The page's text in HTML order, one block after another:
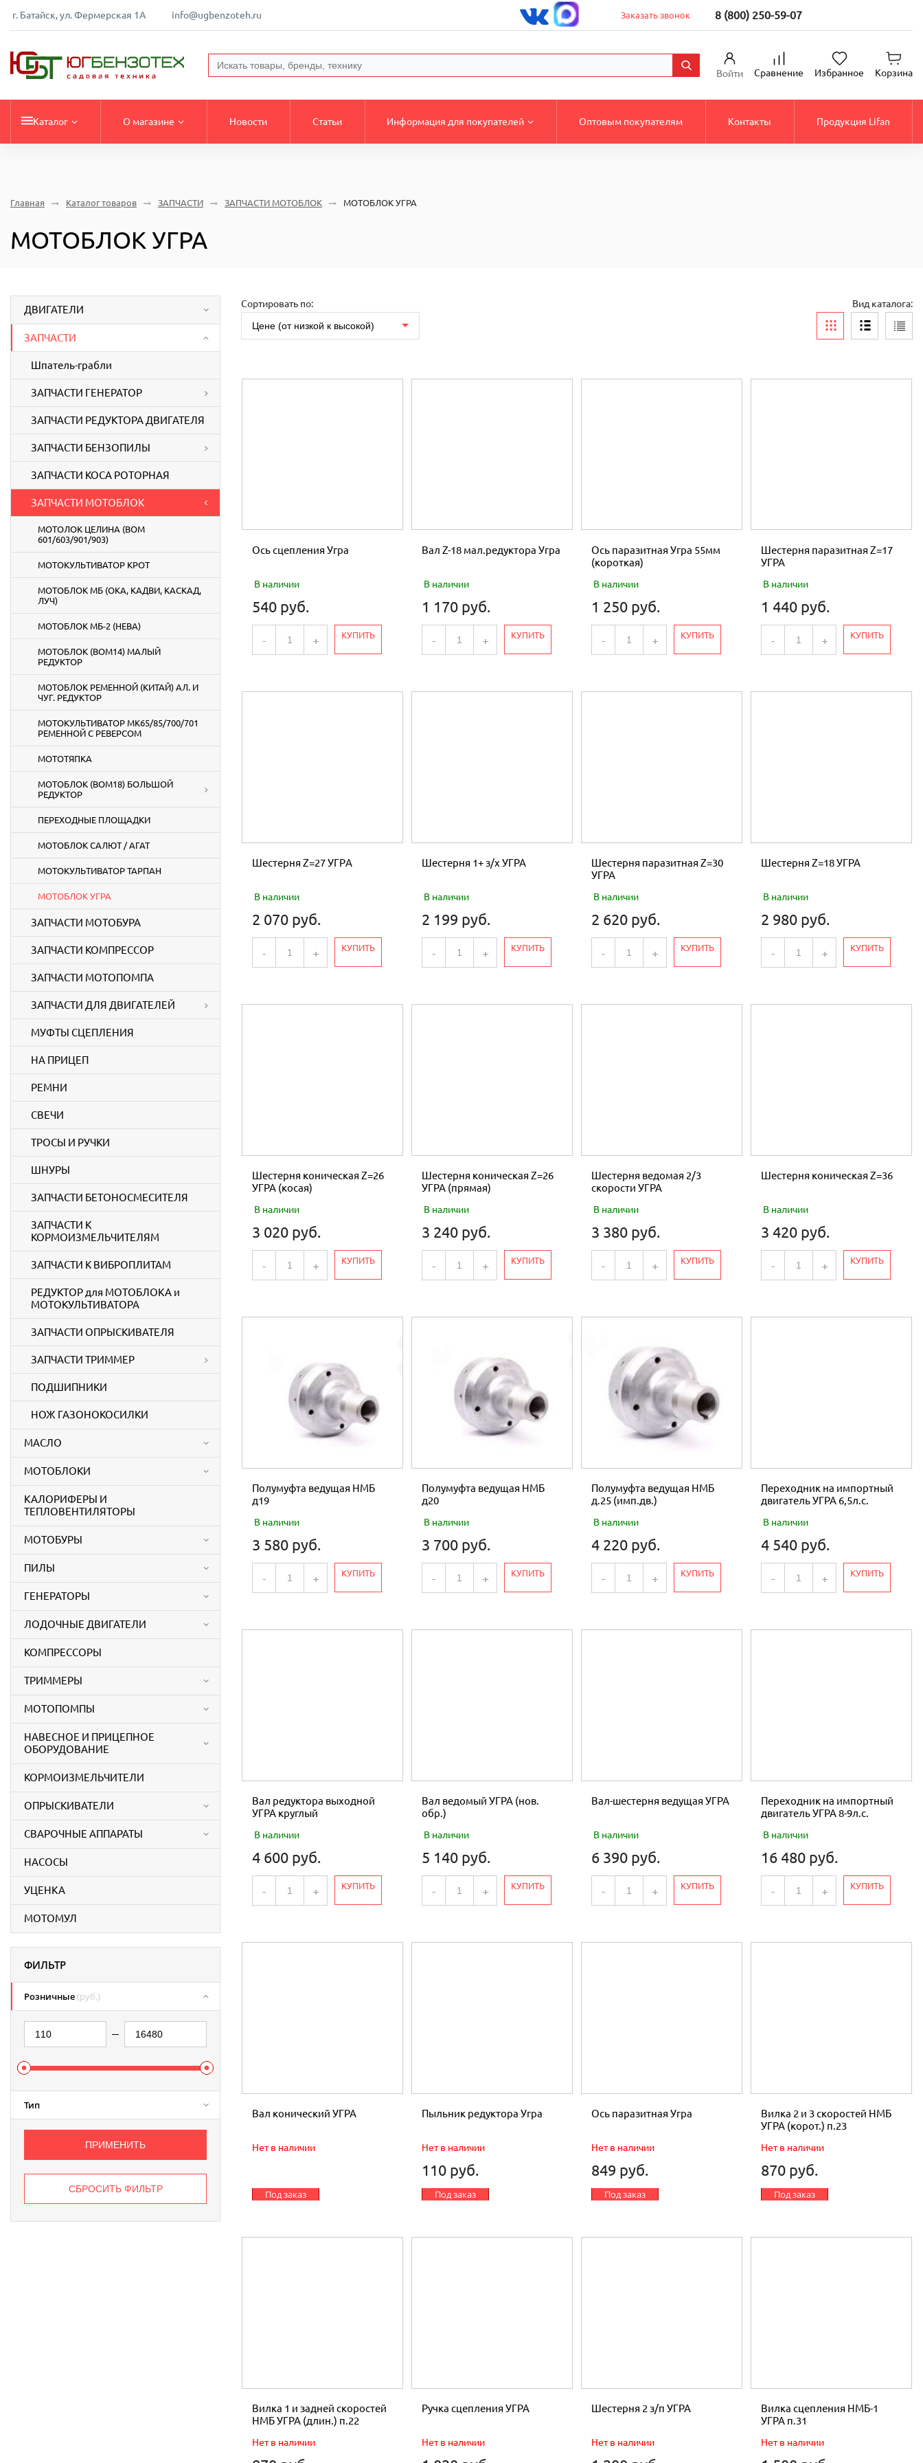
г. Батайск, ул. Фермерская 1А info@ugbenzoteh.ru Заказать звонок 8 (800) 250-59-07
Войти Сравнение Избранное Корзина
Каталог О магазине Новости Статьи Информация для покупателей Оптовым покупателям Контакты Продукция Lifan
Главная Каталог товаров ЗАПЧАСТИ ЗАПЧАСТИ МОТОБЛОК МОТОБЛОК УГРА
МОТОБЛОК УГРА
ДВИГАТЕЛИ
ЗАПЧАСТИ
Шпатель-грабли
ЗАПЧАСТИ ГЕНЕРАТОР
ЗАПЧАСТИ РЕДУКТОРА ДВИГАТЕЛЯ
ЗАПЧАСТИ БЕНЗОПИЛЫ
ЗАПЧАСТИ КОСА РОТОРНАЯ
ЗАПЧАСТИ МОТОБЛОК
МОТОЛОК ЦЕЛИНА (ВОМ
601/603/901/903)
МОТОКУЛЬТИВАТОР КРОТ
МОТОБЛОК МБ (ОКА, КАДВИ, КАСКАД,
ЛУЧ)
МОТОБЛОК МБ-2 (НЕВА)
МОТОБЛОК (ВОМ14) МАЛЫЙ
РЕДУКТОР
МОТОБЛОК РЕМЕННОЙ (КИТАЙ) АЛ. И
ЧУГ. РЕДУКТОР
МОТОКУЛЬТИВАТОР МК65/85/700/701
РЕМЕННОЙ С РЕВЕРСОМ
МОТОТЯПКА
МОТОБЛОК (ВОМ18) БОЛЬШОЙ
РЕДУКТОР
ПЕРЕХОДНЫЕ ПЛОЩАДКИ
МОТОБЛОК САЛЮТ / АГАТ
МОТОКУЛЬТИВАТОР ТАРПАН
МОТОБЛОК УГРА
ЗАПЧАСТИ МОТОБУРА
ЗАПЧАСТИ КОМПРЕССОР
ЗАПЧАСТИ МОТОПОМПА
ЗАПЧАСТИ ДЛЯ ДВИГАТЕЛЕЙ
МУФТЫ СЦЕПЛЕНИЯ
НА ПРИЦЕП
РЕМНИ
СВЕЧИ
ТРОСЫ И РУЧКИ
ШНУРЫ
ЗАПЧАСТИ БЕТОНОСМЕСИТЕЛЯ
ЗАПЧАСТИ К
КОРМОИЗМЕЛЬЧИТЕЛЯМ
ЗАПЧАСТИ К ВИБРОПЛИТАМ
РЕДУКТОР для МОТОБЛОКА и
МОТОКУЛЬТИВАТОРА
ЗАПЧАСТИ ОПРЫСКИВАТЕЛЯ
ЗАПЧАСТИ ТРИММЕР
ПОДШИПНИКИ
НОЖ ГАЗОНОКОСИЛКИ
МАСЛО
МОТОБЛОКИ
КАЛОРИФЕРЫ И
ТЕПЛОВЕНТИЛЯТОРЫ
МОТОБУРЫ
ПИЛЫ
ГЕНЕРАТОРЫ
ЛОДОЧНЫЕ ДВИГАТЕЛИ
КОМПРЕССОРЫ
ТРИММЕРЫ
МОТОПОМПЫ
НАВЕСНОЕ И ПРИЦЕПНОЕ
ОБОРУДОВАНИЕ
КОРМОИЗМЕЛЬЧИТЕЛИ
ОПРЫСКИВАТЕЛИ
СВАРОЧНЫЕ АППАРАТЫ
НАСОСЫ
УЦЕНКА
МОТОМУЛ
ФИЛЬТР
Розничные (руб.)
Тип
Сортировать по:
Цене (от низкой к высокой)
Вид каталога:
Ось сцепления Угра
В наличии
540 руб.
- + КУПИТЬ
Вал Z-18 мал.редуктора Угра
В наличии
1 170 руб.
- + КУПИТЬ
Ось паразитная Угра 55мм
(короткая)
В наличии
1 250 руб.
- + КУПИТЬ
Шестерня паразитная Z=17
УГРА
В наличии
1 440 руб.
- + КУПИТЬ
Шестерня Z=27 УГРA
В наличии
2 070 руб.
- + КУПИТЬ
Шестерня 1+ з/х УГРА
В наличии
2 199 руб.
- + КУПИТЬ
Шестерня паразитная Z=30
УГРА
В наличии
2 620 руб.
- + КУПИТЬ
Шестерня Z=18 УГРА
В наличии
2 980 руб.
- + КУПИТЬ
Шестерня коническая Z=26
УГРА (косая)
В наличии
3 020 руб.
- + КУПИТЬ
Шестерня коническая Z=26
УГРА (прямая)
В наличии
3 240 руб.
- + КУПИТЬ
Шестерня ведомая 2/3
скорости УГРА
В наличии
3 380 руб.
- + КУПИТЬ
Шестерня коническая Z=36
В наличии
3 420 руб.
- + КУПИТЬ
Полумуфта ведущая НМБ
д19
В наличии
3 580 руб.
- + КУПИТЬ
Полумуфта ведущая НМБ
д20
В наличии
3 700 руб.
- + КУПИТЬ
Полумуфта ведущая НМБ
д.25 (имп.дв.)
В наличии
4 220 руб.
- + КУПИТЬ
Переходник на импортный
двигатель УГРА 6,5л.с.
В наличии
4 540 руб.
- + КУПИТЬ
Вал редуктора выходной
УГРА круглый
В наличии
4 600 руб.
- + КУПИТЬ
Вал ведомый УГРА (нов.
обр.)
В наличии
5 140 руб.
- + КУПИТЬ
Вал-шестерня ведущая УГРА
В наличии
6 390 руб.
- + КУПИТЬ
Переходник на импортный
двигатель УГРА 8-9л.с.
В наличии
16 480 руб.
- + КУПИТЬ
Вал конический УГРА
Нет в наличии
Под заказ
Пыльник редуктора Угра
Нет в наличии
110 руб.
Под заказ
Ось паразитная Угра
Нет в наличии
849 руб.
Под заказ
Вилка 2 и 3 скоростей НМБ
УГРА (корот.) п.23
Нет в наличии
870 руб.
Под заказ
Вилка 1 и задней скоростей
НМБ УГРА (длин.) п.22
Нет в наличии
Ручка сцепления УГРА
Нет в наличии
Шестерня 2 з/п УГРА
Нет в наличии
Вилка сцепления НМБ-1
УГРА п.31
Нет в наличии